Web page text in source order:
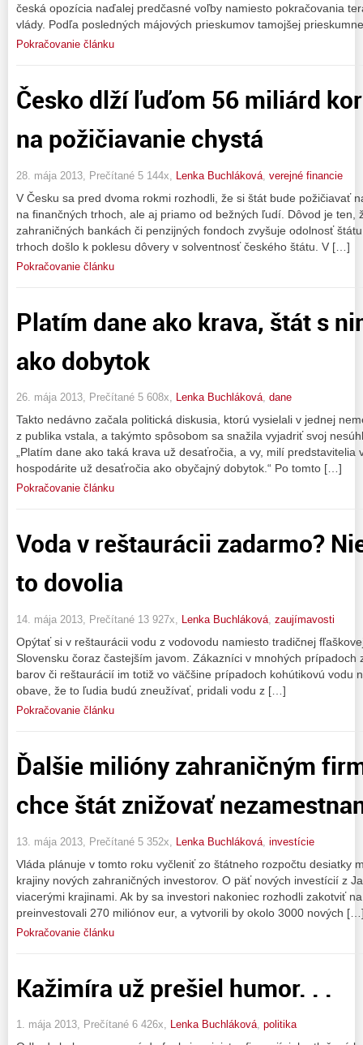
česká opozícia naďalej predčasné voľby namiesto pokračovania
vlády. Podľa posledných májových prieskumov tamojšej
Pokračovanie článku
Česko dlží ľuďom 56 miliárd
na požičiavanie chystá
28. mája 2013, Prečítané 5 144x, Lenka Buchláková verejné financie
V Česku sa pred dvoma rokmi rozhodli, že si štát bude požičiavať
na finančných trhoch, ale aj priamo od bežných ľudí. Dôvod je ten,
zahraničných bankách či penzijných fondoch zvyšuje odolnosť
trhoch došlo k poklesu dôvery v solventnosť českého štátu. V […]
Pokračovanie článku
Platím dane ako krava, štát s
ako dobytok
26. mája 2013, Prečítané 5 608x, Lenka Buchláková, dane
Takto nedávno začala politická diskusia, ktorú vysielali v jednej
z publika vstala, a takýmto spôsobom sa snažila vyjadriť svoj
„Platím dane ako taká krava už desaťročia, a vy, milí predstavitelia
hospodárite už desaťročia ako obyčajný dobytok.“ Po tomto […]
Pokračovanie článku
Voda v reštaurácii zadarmo?
to dovolia
14. mája 2013, Prečítané 13 927x, Lenka Buchláková zaujímavosti
Opýtať si v reštaurácii vodu z vodovodu namiesto tradičnej
Slovensku čoraz častejším javom. Zákazníci v mnohých prípadoch
barov či reštaurácií im totiž vo väčšine prípadoch kohútikovú vodu
obave, že to ľudia budú zneužívať, pridali vodu z […]
Pokračovanie článku
Ďalšie milióny zahraničným
chce štát znižovať
13. mája 2013, Prečítané 5 352x, Lenka Buchláková investície
Vláda plánuje v tomto roku vyčleniť zo štátneho rozpočtu desiatky
krajiny nových zahraničných investorov. O päť nových investícií z
viacerými krajinami. Ak by sa investori nakoniec rozhodli zakotviť
preinvestovali 270 miliónov eur, a vytvorili by okolo 3000 nových
Pokračovanie článku
Kažimíra už prešiel humor. . .
1. mája 2013, Prečítané 6 426x, Lenka Buchláková, politika